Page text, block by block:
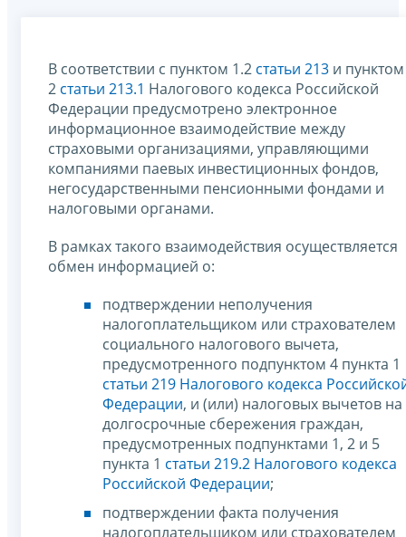
В соответствии с пунктом 1.2 статьи 213 и пунктом
2 статьи 213.1 Налогового кодекса Российской
Федерации предусмотрено электронное
информационное взаимодействие между
страховыми организациями, управляющими
компаниями паевых инвестиционных фондов,
негосударственными пенсионными фондами и
налоговыми органами.
В рамках такого взаимодействия осуществляется
обмен информацией о:
подтверждении неполучения
налогоплательщиком или страхователем
социального налогового вычета,
предусмотренного подпунктом 4 пункта 1
статьи 219 Налогового кодекса
Федерации, и (или) налоговых вычетов на
долгосрочные сбережения граждан,
предусмотренных подпунктами 1, 2 и 5
пункта 1 статьи 219.2 Налогового кодекса
Российской Федерации;
подтверждении факта получения
налогоплательщиком или страхователем